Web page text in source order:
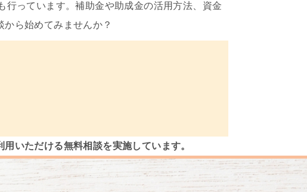
っています。補助金や助成金の活用方法、資金
ら始めてみませんか？
いただける無料相談を実施しています。